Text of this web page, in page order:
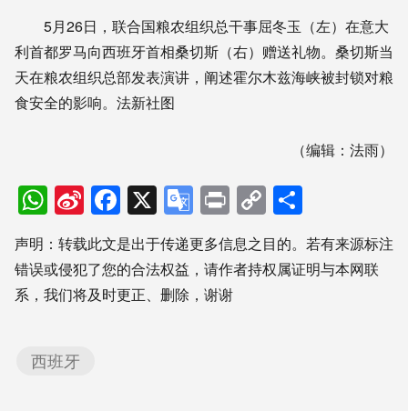
5月26日，联合国粮农组织总干事屈冬玉（左）在意大
利首都罗马向西班牙首相桑切斯（右）赠送礼物。桑切斯当
天在粮农组织总部发表演讲，阐述霍尔木兹海峡被封锁对粮
食安全的影响。法新社图
（编辑：法雨）
WhatsApp
Sina
Weibo
Facebook
X Google
Translate
PrintCopy
Link享
声明：转载此文是出于传递更多信息之目的。若有来源标注
错误或侵犯了您的合法权益，请作者持权属证明与本网联
系，我们将及时更正、删除，谢谢
西班牙